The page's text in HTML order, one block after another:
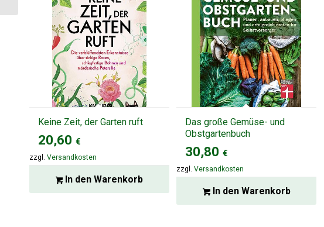
Keine Zeit, der Garten ruft
20,60 €
zzgl. Versandkosten
In den Warenkorb
Das große Gemüse- und
Obstgartenbuch
30,80€
zzgl.Versandkosten
In den Warenkorb